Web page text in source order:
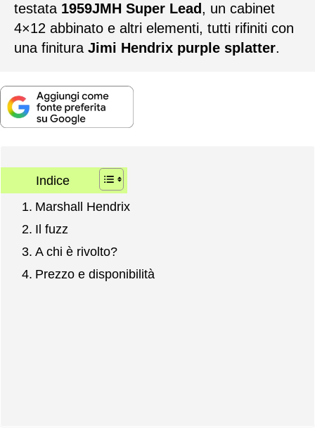
testata 1959JMH Super Lead, un cabinet
4×12 abbinato e altri elementi, tutti rifiniti con
una finitura Jimi Hendrix purple splatter.
Indice
Marshall Hendrix
Il fuzz
A chi è rivolto?
Prezzo e disponibilità